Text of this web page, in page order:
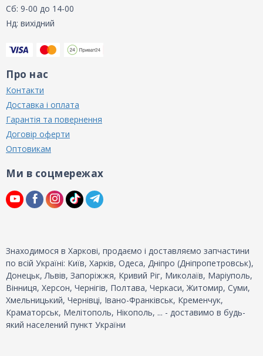
Сб: 9-00 до 14-00
Нд: вихідний
Про нас
Контакти
Доставка і оплата
Гарантія та повернення
Договір оферти
Оптовикам
Ми в соцмережах
Знаходимося в Харкові, продаємо і доставляємо запчастини
по всій Україні: Київ, Харків, Одеса, Дніпро (Дніпропетровськ),
Донецьк, Львів, Запоріжжя, Кривий Ріг, Миколаїв, Маріуполь,
Вінниця, Херсон, Чернігів, Полтава, Черкаси, Житомир, Суми,
Хмельницький, Чернівці, Івано-Франківськ, Кременчук,
Краматорськ, Мелітополь, Нікополь, ... - доставимо в будь-
який населений пункт України